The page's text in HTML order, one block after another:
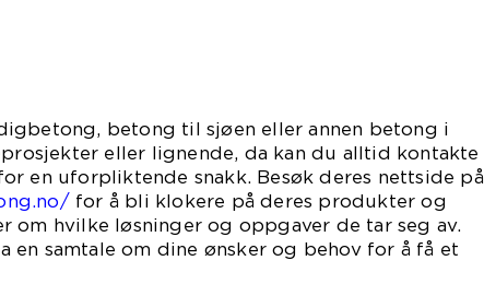
betong til sjøen eller annen betong i
eller lignende, da kan du alltid kontakte
en uforpliktende snakk. Besøk deres nettside på
for å bli klokere på deres produkter og
om hvilke løsninger og oppgaver de tar seg av.
en samtale om dine ønsker og behov for å få et